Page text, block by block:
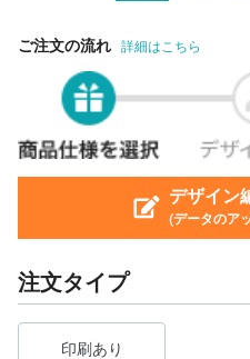
ご注文の流れ 詳細はこちら
デザイン
(データのア
注文タイプ
印刷あり